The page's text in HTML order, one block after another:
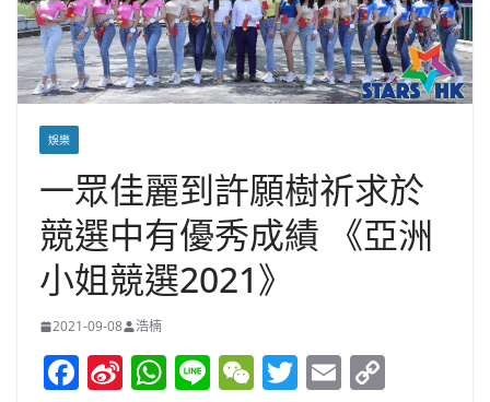
娛樂
一眾佳麗到許願樹祈求於
競選中有優秀成績 《亞洲
小姐競選2021》
2021-09-08 浩楠
F Si W Li W T E